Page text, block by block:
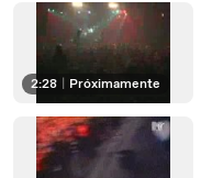
2:28 Próximamente